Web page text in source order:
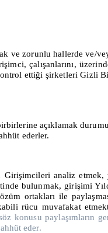
zorunlu hallerde ve/
çalışanlarını,
ettiği şirketleri Gizli
açıklamak
ederler.
Girişimcileri analiz
bulunmak, girişimi
ortakları ile
rücu muvafakat
konusu
eder.